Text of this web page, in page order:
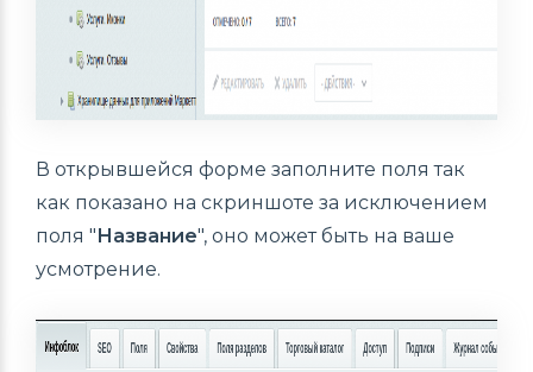
В открывшейся форме заполните поля так
как показано на скриншоте за исключением
поля " Название", оно может быть на ваше
усмотрение.